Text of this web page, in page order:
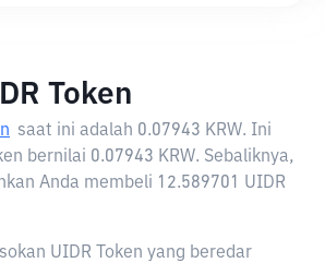
Token
saat ini adalah 0.07943 KRW. Ini
bernilai 0.07943 KRW. Sebaliknya,
Anda membeli 12.589701 UIDR
UIDR Token yang beredar